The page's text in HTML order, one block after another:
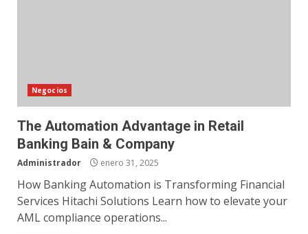
Negocios
The Automation Advantage in Retail
Banking Bain & Company
Administrador enero 31, 2025
How Banking Automation is Transforming Financial
Services Hitachi Solutions Learn how to elevate your
AML compliance operations...